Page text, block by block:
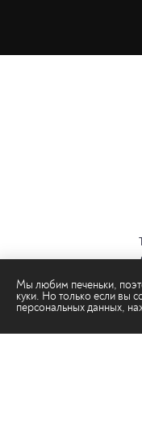
Мы любим печеньки,
куки. Но только если вы
персональных данных,